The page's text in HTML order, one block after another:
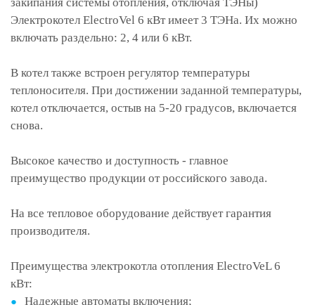
Электрокотел ElectroVel 6 кВт имеет 3 ТЭНа. Их можно
включать раздельно: 2, 4 или 6 кВт.
В котел также встроен регулятор температуры
теплоносителя. При достижении заданной температуры,
котел отключается, остыв на 5-20 градусов, включается
снова.
Высокое качество и доступность - главное
преимущество продукции от российского завода.
На все тепловое оборудование действует гарантия
производителя.
Преимущества электрокотла отопления ElectroVeL 6
кВт:
Надежные автоматы включения;